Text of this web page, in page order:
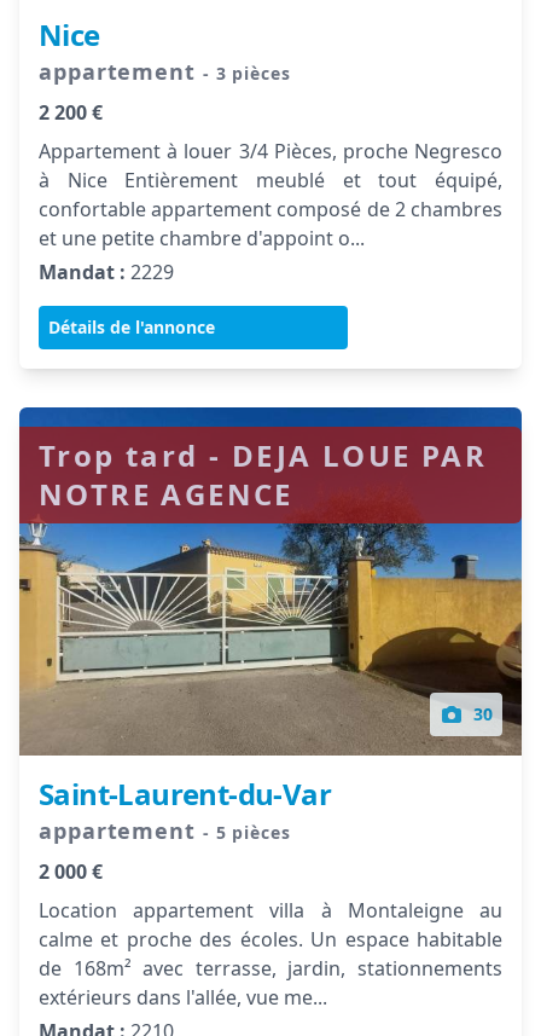
Nice
appartement - 3 pièces
2 200 €
Appartement à louer 3/4 Pièces, proche Negresco
à Nice Entièrement meublé et tout équipé,
confortable appartement composé de 2 chambres
et une petite chambre d'appoint o...
Mandat : 2229
Détails de l'annonce
30
Trop tard - DEJA LOUE PAR
NOTRE AGENCE
Saint-Laurent-du-Var
appartement - 5 pièces
2 000 €
Location appartement villa à Montaleigne au
calme et proche des écoles. Un espace habitable
de 168m² avec terrasse, jardin, stationnements
extérieurs dans l'allée, vue me...